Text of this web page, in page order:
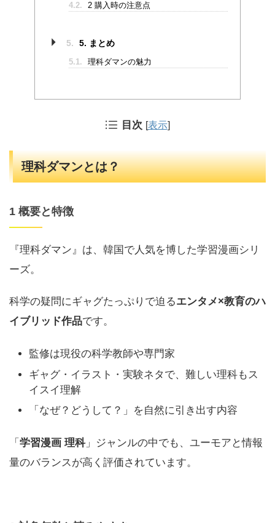
4.2. 2 購入時の注意点
5. 5. まとめ
5.1. 理科ダマンの魅力
目次 [表示]
理科ダマンとは？
1 概要と特徴
『理科ダマン』は、韓国で人気を博した学習漫画シリ
ーズ。
科学の疑問にギャグたっぷりで迫るエンタメ×教育のハ
イブリッド作品です。
監修は現役の科学教師や専門家
ギャグ・イラスト・実験ネタで、難しい理科もス
イスイ理解
「なぜ？どうして？」を自然に引き出す内容
「 学習漫画 理科」ジャンルの中でも、ユーモアと情報
量のバランスが高く評価されています。